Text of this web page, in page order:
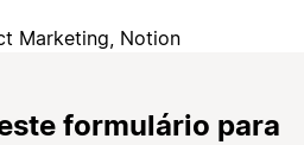
Marketing, Notion
formulário para